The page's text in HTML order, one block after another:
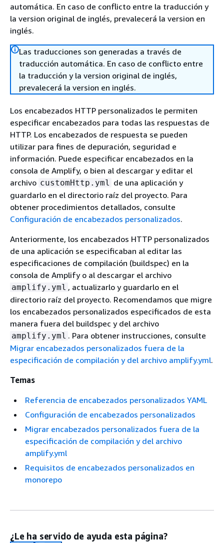
automática. En caso de conflicto entre la traducción y
la version original de inglés, prevalecerá la version en
inglés.
Las traducciones son generadas a través de
traducción automática. En caso de conflicto entre
la traducción y la version original de inglés,
prevalecerá la version en inglés.
Los encabezados HTTP personalizados le permiten
especificar encabezados para todas las respuestas de
HTTP. Los encabezados de respuesta se pueden
utilizar para fines de depuración, seguridad e
información. Puede especificar encabezados en la
consola de Amplify, o bien al descargar y editar el
archivo customHttp.yml de una aplicación y
guardarlo en el directorio raíz del proyecto. Para
obtener procedimientos detallados, consulte
Configuración de encabezados personalizados.
Anteriormente, los encabezados HTTP personalizados
de una aplicación se especificaban al editar las
especificaciones de compilación (buildspec) en la
consola de Amplify o al descargar el archivo
amplify.yml , actualizarlo y guardarlo en el
directorio raíz del proyecto. Recomendamos que migre
los encabezados personalizados especificados de esta
manera fuera del buildspec y del archivo
amplify.yml . Para obtener instrucciones, consulte
Migrar encabezados personalizados fuera de la
especificación de compilación y del archivo amplify.yml.
Temas
Referencia de encabezados personalizados YAML
Configuración de encabezados personalizados
Migrar encabezados personalizados fuera de la
especificación de compilación y del archivo
amplify.yml
Requisitos de encabezados personalizados en
monorepo
¿Le ha servido de ayuda esta página?